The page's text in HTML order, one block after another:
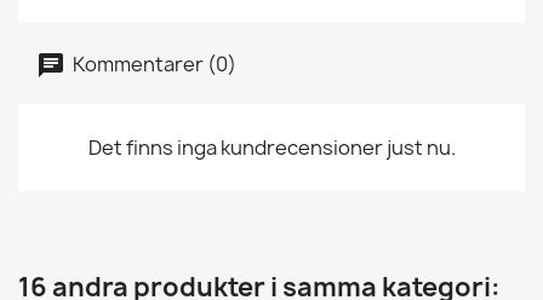
Kommentarer (0)
Det finns inga kundrecensioner just nu.
16 andra produkter i samma kategori: